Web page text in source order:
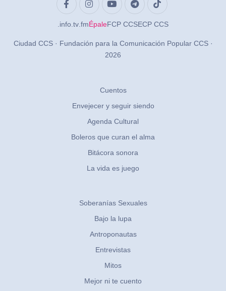
.info .tv .fmÉpaleFCP CCSECP CCS
Ciudad CCS · Fundación para la Comunicación Popular CCS ·
2026
Cuentos
Envejecer y seguir siendo
Agenda Cultural
Boleros que curan el alma
Bitácora sonora
La vida es juego
Soberanías Sexuales
Bajo la lupa
Antroponautas
Entrevistas
Mitos
Mejor ni te cuento